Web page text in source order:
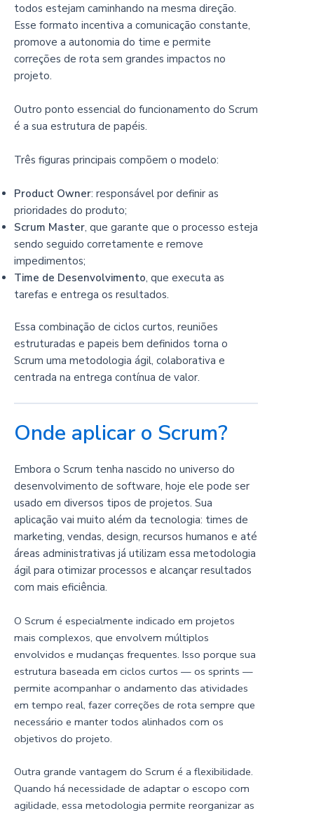
todos estejam caminhando na mesma direção.
Esse formato incentiva a comunicação constante,
promove a autonomia do time e permite
correções de rota sem grandes impactos no
projeto.
Outro ponto essencial do funcionamento do Scrum
é a sua estrutura de papéis.
Três figuras principais compõem o modelo:
Product Owner: responsável por definir as
prioridades do produto;
Scrum Master, que garante que o processo esteja
sendo seguido corretamente e remove
impedimentos;
Time de Desenvolvimento, que executa as
tarefas e entrega os resultados.
Essa combinação de ciclos curtos, reuniões
estruturadas e papeis bem definidos torna o
Scrum uma metodologia ágil, colaborativa e
centrada na entrega contínua de valor.
Onde aplicar o Scrum?
Embora o Scrum tenha nascido no universo do
desenvolvimento de software, hoje ele pode ser
usado em diversos tipos de projetos. Sua
aplicação vai muito além da tecnologia: times de
marketing, vendas, design, recursos humanos e até
áreas administrativas já utilizam essa metodologia
ágil para otimizar processos e alcançar resultados
com mais eficiência.
O Scrum é especialmente indicado em projetos
mais complexos, que envolvem múltiplos
envolvidos e mudanças frequentes. Isso porque sua
estrutura baseada em ciclos curtos — os sprints —
permite acompanhar o andamento das atividades
em tempo real, fazer correções de rota sempre que
necessário e manter todos alinhados com os
objetivos do projeto.
Outra grande vantagem do Scrum é a flexibilidade.
Quando há necessidade de adaptar o escopo com
agilidade, essa metodologia permite reorganizar as